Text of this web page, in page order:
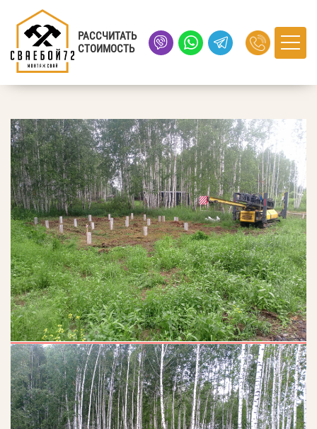
РАССЧИТАТЬ
СТОИМОСТЬ
Главная›
КП Зеленый Город, Тюменская область